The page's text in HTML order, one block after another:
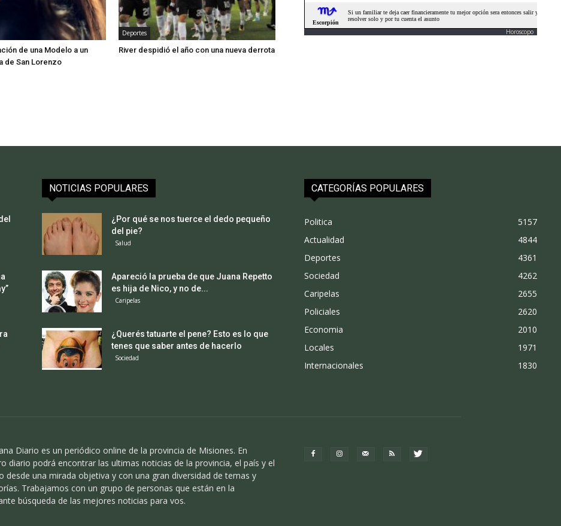
de una Modelo a un
de San Lorenzo
Deportes
River despidió el año con una nueva derrota
Horoscopo
NOTICIAS POPULARES
¿Por qué se nos tuerce el dedo pequeño
del pie?
Salud
Apareció la prueba de que Juana Repetto
es hija de Nico, y no de...
Caripelas
¿Querés tatuarte el pene? Esto es lo que
tenes que saber antes de hacerlo
Sociedad
CATEGORÍAS POPULARES
Politica
5157
Actualidad
4844
Deportes
4361
Sociedad
4262
Caripelas
2655
Policiales
2620
Economia
2010
Locales
1971
Internacionales
1830
Diario es un periódico online de la provincia de Misiones. En
diario podrá encontrar las ultimas noticias de la provincia, el país y el
desde una mirada objetiva y con una gran diversidad de temas y
Trabajamos con un grupo de personas que están en la
búsqueda de las mejores noticias para vos.